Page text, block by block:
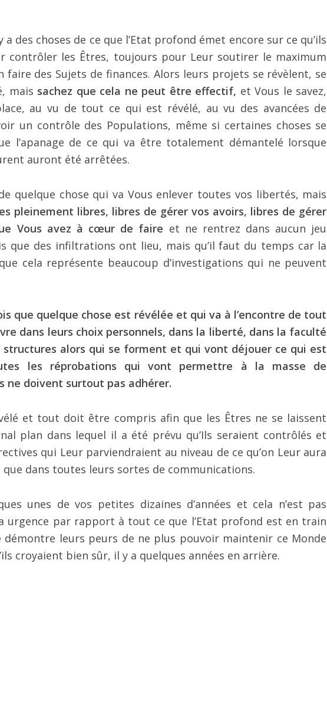
des choses de ce que l’Etat profond émet encore sur ce qu’ils
contrôler les Êtres, toujours pour Leur soutirer le maximum
faire des Sujets de finances. Alors leurs projets se révèlent, se
mais sachez que cela ne peut être effectif, et Vous le savez,
au vu de tout ce qui est révélé, au vu des avancées de
un contrôle des Populations, même si certaines choses se
l’apanage de ce qui va être totalement démantelé lorsque
auront été arrêtées.
quelque chose qui va Vous enlever toutes vos libertés, mais
pleinement libres, libres de gérer vos avoirs, libres de gérer
Vous avez à cœur de faire et ne rentrez dans aucun jeu
que des infiltrations ont lieu, mais qu’il faut du temps car la
cela représente beaucoup d’investigations qui ne peuvent
que quelque chose est révélée et qui va à l’encontre de tout
dans leurs choix personnels, dans la liberté, dans la faculté
structures alors qui se forment et qui vont déjouer ce qui est
les réprobations qui vont permettre à la masse de
ne doivent surtout pas adhérer.
et tout doit être compris afin que les Êtres ne se laissent
plan dans lequel il a été prévu qu’Ils seraient contrôlés et
qui Leur parviendraient au niveau de ce qu’on Leur aura
dans toutes leurs sortes de communications.
unes de vos petites dizaines d’années et cela n’est pas
urgence par rapport à tout ce que l’Etat profond est en train
leurs peurs de ne plus pouvoir maintenir ce Monde
croyaient bien sûr, il y a quelques années en arrière.